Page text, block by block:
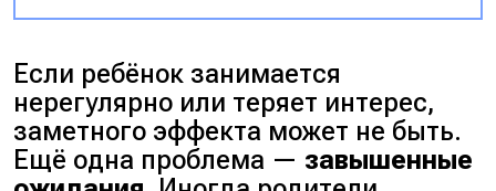
Если ребёнок занимается
нерегулярно или теряет интерес,
заметного эффекта может не быть.
Ещё одна проблема — завышенные